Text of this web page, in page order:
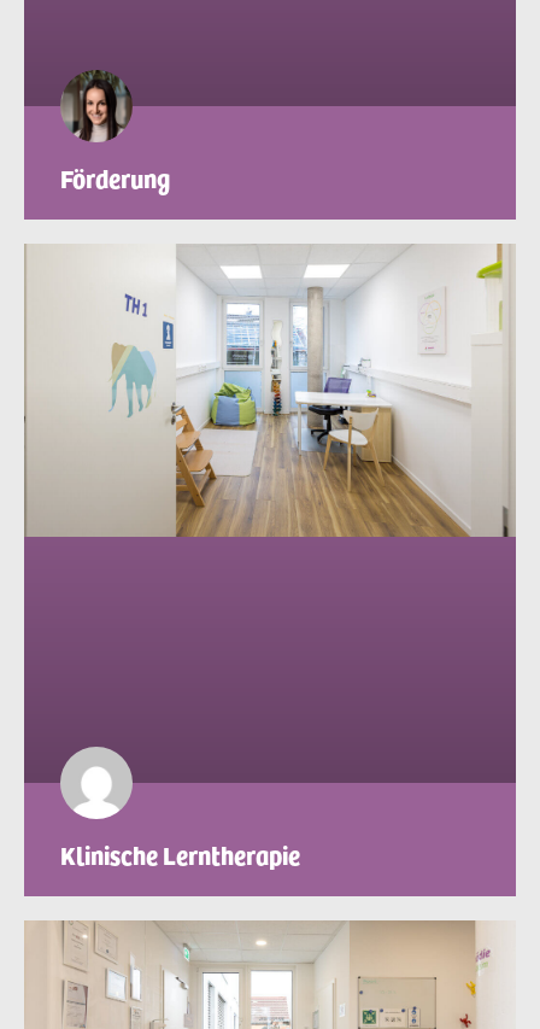
Förderung
Klinische Lerntherapie